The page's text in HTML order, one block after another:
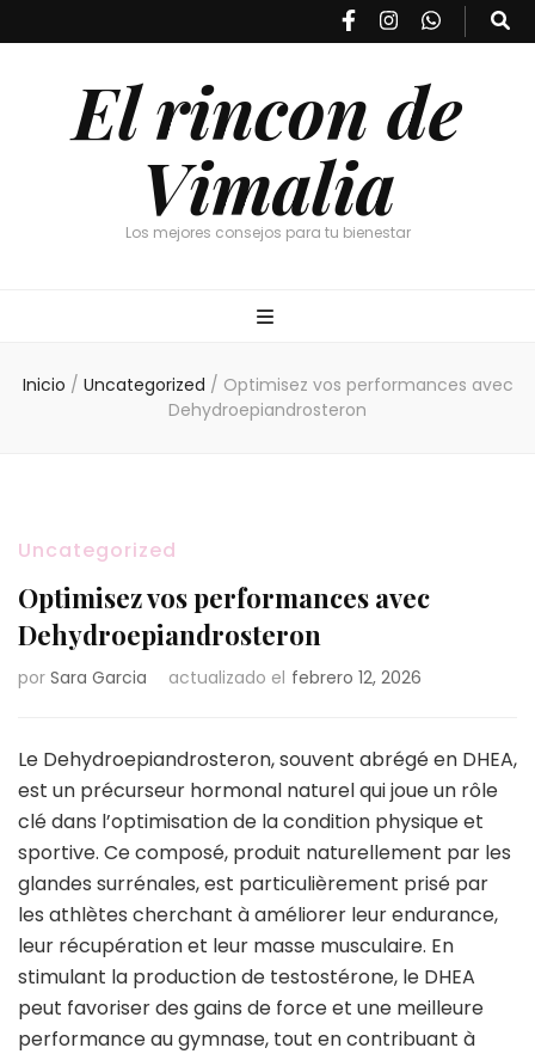
El rincon de
Vimalia
Los mejores consejos para tu bienestar
Inicio / Uncategorized / Optimisez vos performances avec
Dehydroepiandrosteron
Uncategorized
Optimisez vos performances avec
Dehydroepiandrosteron
por Sara Garcia actualizado el febrero 12, 2026
Le Dehydroepiandrosteron, souvent abrégé en DHEA,
est un précurseur hormonal naturel qui joue un rôle
clé dans l’optimisation de la condition physique et
sportive. Ce composé, produit naturellement par les
glandes surrénales, est particulièrement prisé par
les athlètes cherchant à améliorer leur endurance,
leur récupération et leur masse musculaire. En
stimulant la production de testostérone, le DHEA
peut favoriser des gains de force et une meilleure
performance au gymnase, tout en contribuant à